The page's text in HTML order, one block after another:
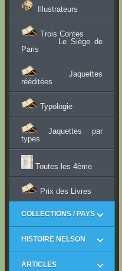
Illustrateurs
Trois Contes
Le Siège de
Paris
Jaquettes
rééditées
Typologie
Jaquettes par
types
Toutes les 4ème
Prix des Livres
COLLECTIONS / PAYS
HISTOIRE NELSON
ARTICLES